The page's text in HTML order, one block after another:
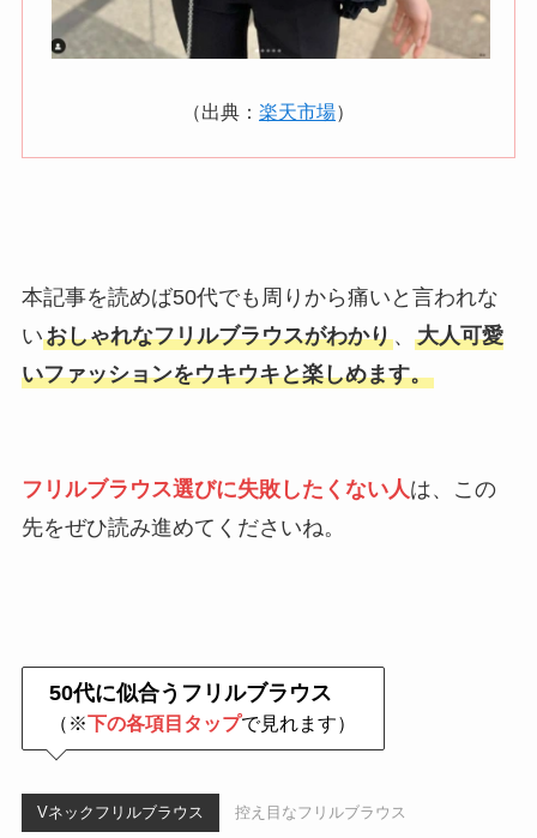
（出典： 楽天市場）
本記事を読めば50代でも周りから痛いと言われな
いおしゃれなフリルブラウスがわかり、 大人可愛
いファッションをウキウキと楽しめます。
フリルブラウス選びに失敗したくない人は、この
先をぜひ読み進めてくださいね。
50代に似合うフリルブラウス
（※下の各項目タップで見れます）
Vネックフリルブラウス 控え目なフリルブラウス